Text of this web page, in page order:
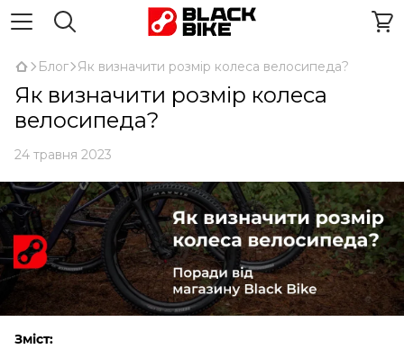
Блог Як визначити розмір колеса велосипеда?
Як визначити розмір колеса
велосипеда?
24 травня 2023
Зміст: